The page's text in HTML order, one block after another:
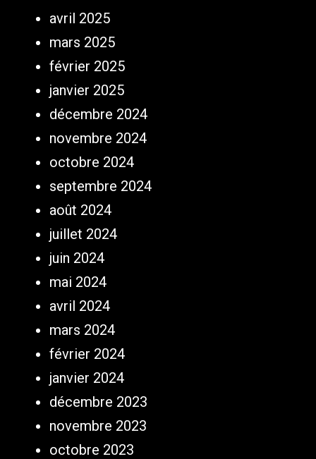
avril 2025
mars 2025
février 2025
janvier 2025
décembre 2024
novembre 2024
octobre 2024
septembre 2024
août 2024
juillet 2024
juin 2024
mai 2024
avril 2024
mars 2024
février 2024
janvier 2024
décembre 2023
novembre 2023
octobre 2023